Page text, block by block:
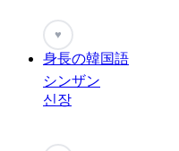
♥
身長の韓国語
シンザン
신장